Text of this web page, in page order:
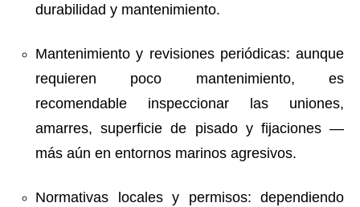
durabilidad y mantenimiento.
Mantenimiento y revisiones periódicas: aunque
requieren poco mantenimiento, es
recomendable inspeccionar las uniones,
amarres, superficie de pisado y fijaciones —
más aún en entornos marinos agresivos.
Normativas locales y permisos: dependiendo